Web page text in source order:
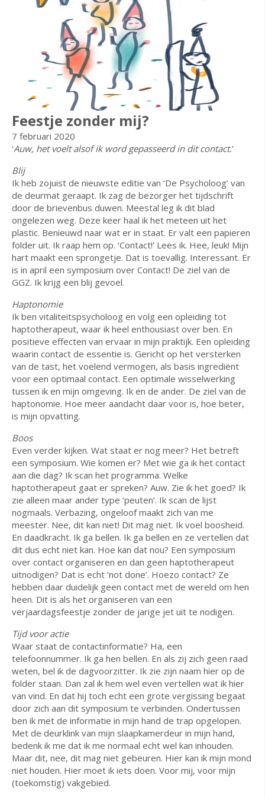
Feestje zonder mij?
7 februari 2020
‘Auw, het voelt alsof ik word gepasseerd in dit contact.’
Blij
Ik heb zojuist de nieuwste editie van ‘De Psycholoog’ van
de deurmat geraapt. Ik zag de bezorger het tijdschrift
door de brievenbus duwen. Meestal leg ik dit blad
ongelezen weg. Deze keer haal ik het meteen uit het
plastic. Benieuwd naar wat er in staat. Er valt een papieren
folder uit. Ik raap hem op. ‘Contact!’ Lees ik. Hee, leuk! Mijn
hart maakt een sprongetje. Dat is toevallig. Interessant. Er
is in april een symposium over Contact! De ziel van de
GGZ. Ik krijg een blij gevoel.
Haptonomie
Ik ben vitaliteitspsycholoog en volg een opleiding tot
haptotherapeut, waar ik heel enthousiast over ben. En
positieve effecten van ervaar in mijn praktijk. Een opleiding
waarin contact de essentie is. Gericht op het versterken
van de tast, het voelend vermogen, als basis ingrediënt
voor een optimaal contact. Een optimale wisselwerking
tussen ik en mijn omgeving. Ik en de ander. De ziel van de
haptonomie. Hoe meer aandacht daar voor is, hoe beter,
is mijn opvatting.
Boos
Even verder kijken. Wat staat er nog meer? Het betreft
een symposium. Wie komen er? Met wie ga ik het contact
aan die dag? Ik scan het programma. Welke
haptotherapeut gaat er spreken? Auw. Zie ik het goed? Ik
zie alleen maar ander type ‘peuten’. Ik scan de lijst
nogmaals. Verbazing, ongeloof maakt zich van me
meester. Nee, dit kan niet! Dit mag niet. Ik voel boosheid.
En daadkracht. Ik ga bellen. Ik ga bellen en ze vertellen dat
dit dus echt niet kan. Hoe kan dat nou? Een symposium
over contact organiseren en dan geen haptotherapeut
uitnodigen? Dat is echt ‘not done’. Hoezo contact? Ze
hebben daar duidelijk geen contact met de wereld om hen
heen. Dit is als het organiseren van een
verjaardagsfeestje zonder de jarige jet uit te nodigen.
Tijd voor actie
Waar staat de contactinformatie? Ha, een
telefoonnummer. Ik ga hen bellen. En als zij zich geen raad
weten, bel ik de dagvoorzitter. Ik zie zijn naam hier op de
folder staan. Dan zal ik hem wel even vertellen wat ik hier
van vind. En dat hij toch echt een grote vergissing begaat
door zich aan dit symposium te verbinden. Ondertussen
ben ik met de informatie in mijn hand de trap opgelopen.
Met de deurklink van mijn slaapkamerdeur in mijn hand,
bedenk ik me dat ik me normaal echt wel kan inhouden.
Maar dit, nee, dit mag niet gebeuren. Hier kan ik mijn mond
niet houden. Hier moet ik iets doen. Voor mij, voor mijn
(toekomstig) vakgebied.